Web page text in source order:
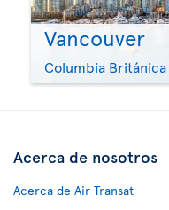
Vancouver
Columbia Británica
Acerca de nosotros
Acerca de Air Transat